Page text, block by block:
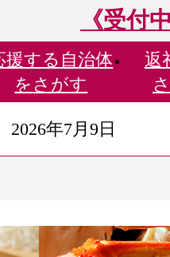
《受付
援する 自治体
をさがす
返
2026年7月9日